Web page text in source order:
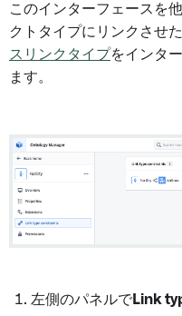
このインターフェースを
クトタイプにリンクさせ
スリンクタイプをインタ
ます。
左側のパネルでLink